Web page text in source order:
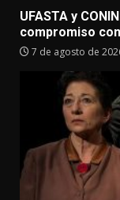
UFASTA y
compromiso
7 de agosto de